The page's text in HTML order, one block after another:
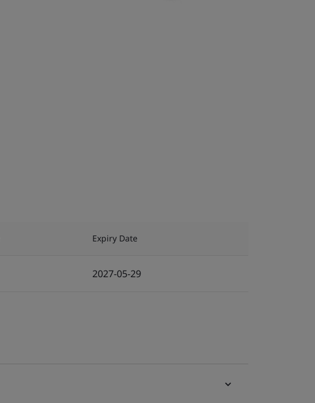
Expiry Date
2027-05-29